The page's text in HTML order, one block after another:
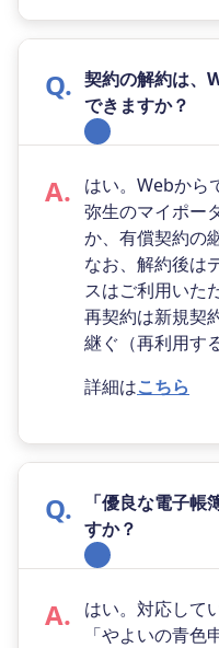
契約の解約は、
できますか？
はい。Webから
弥生のマイポー
か、有償契約の
なお、解約後は
スはご利用いた
再契約は新規契
継ぐ（再利用す
詳細はこちら
「優良な電子帳
すか？
はい。対応して
「やよいの青